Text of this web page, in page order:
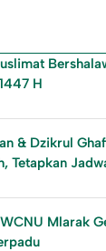
H
& Dzikrul
Tetapkan
Mlarak